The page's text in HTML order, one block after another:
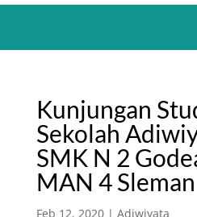
Kunjungan
Sekolah
SMK N 2
MAN 4 Sleman
Feb 12, 2020| Adiwiyata